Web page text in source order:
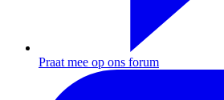
Praat mee op ons forum